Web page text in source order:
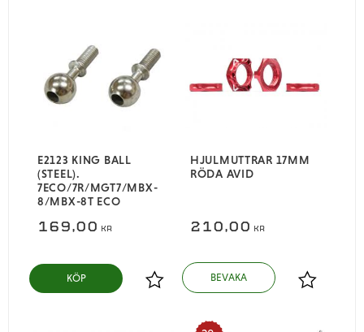
E2123 KING BALL
(STEEL).
7ECO/7R/MGT7/MBX-
8/MBX-8T ECO
169,00 KR
Lägg till i favoriter
KÖP
HJULMUTTRAR 17MM
RÖDA AVID
210,00 KR
Lägg till i